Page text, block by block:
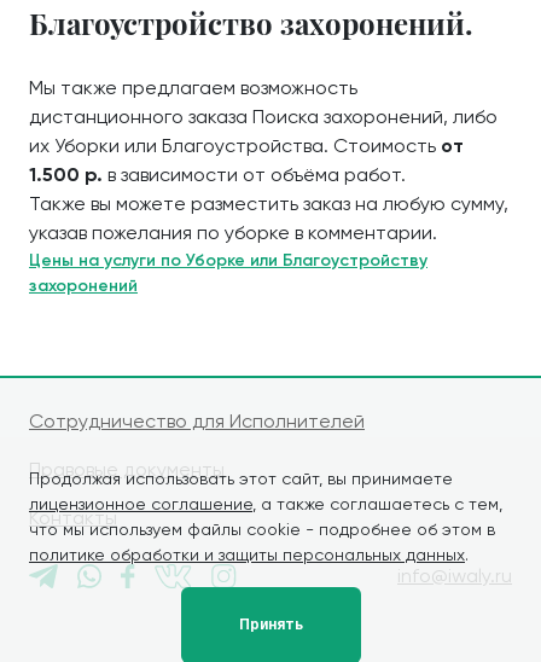
Продолжая использовать этот сайт, вы принимаете
лицензионное соглашение , а также соглашаетесь с тем,
что мы используем файлы cookie - подробнее об этом в
политике обработки и защиты персональных данных.
Принять
Благоустройство захоронений.
Мы также предлагаем возможность
дистанционного заказа Поиска захоронений, либо
их Уборки или Благоустройства. Стоимость от
1.500 р. в зависимости от объёма работ.
Также вы можете разместить заказ на любую сумму,
указав пожелания по уборке в комментарии.
Цены на услуги по Уборке или Благоустройству
захоронений
Сотрудничество для Исполнителей
Правовые документы
Контакты
info@iwaly.ru